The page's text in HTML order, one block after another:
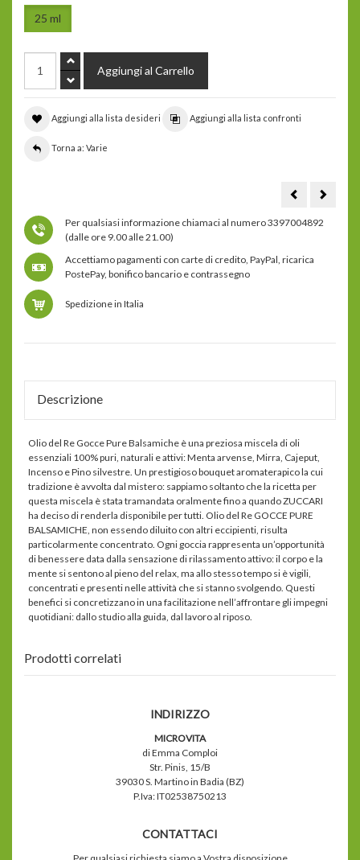
25 ml
Aggiungi alla lista desideri Aggiungi alla lista confronti
Torna a: Varie
lampada
a
Per qualsiasi informazione chiamaci al numero 3397004892
(dalle ore 9.00 alle 21.00)
Accettiamo pagamenti con carte di credito, PayPal, ricarica
PostePay, bonifico bancario e contrassegno
Spedizione in Italia
Descrizione
Olio del Re Gocce Pure Balsamiche è una preziosa miscela di oli
essenziali 100% puri, naturali e attivi: Menta arvense, Mirra, Cajeput,
Incenso e Pino silvestre. Un prestigioso bouquet aromaterapico la cui
tradizione è avvolta dal mistero: sappiamo soltanto che la ricetta per
questa miscela è stata tramandata oralmente fino a quando ZUCCARI
ha deciso di renderla disponibile per tutti. Olio del Re GOCCE PURE
BALSAMICHE, non essendo diluito con altri eccipienti, risulta
particolarmente concentrato. Ogni goccia rappresenta un’opportunità
di benessere data dalla sensazione di rilassamento attivo: il corpo e la
mente si sentono al pieno del relax, ma allo stesso tempo si è vigili,
concentrati e presenti nelle attività che si stanno svolgendo. Questi
benefici si concretizzano in una facilitazione nell’affrontare gli impegni
quotidiani: dallo studio alla guida, dal lavoro al riposo.
Prodotti correlati
INDIRIZZO
MICROVITA
di Emma Comploi
Str. Pinis, 15/B
39030 S. Martino in Badia (BZ)
P.Iva: IT02538750213
CONTATTACI